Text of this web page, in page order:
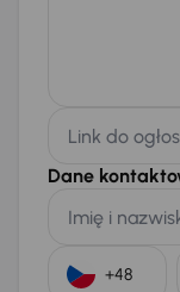
Link do
Dane
Imię i